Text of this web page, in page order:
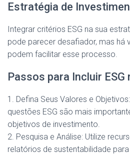
Estratégia de
Integrar critérios ESG na sua
pode parecer desafiador, mas há
podem facilitar esse processo.
Passos para Incluir ESG
1. Defina Seus Valores e
questões ESG são mais
objetivos de investimento.
2. Pesquisa e Análise: Utilize
relatórios de sustentabilidade